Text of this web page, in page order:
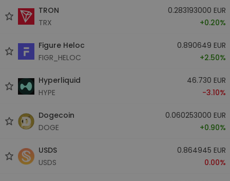
TRON
TRX
0.283193000 EUR
+0.20%
Figure Heloc
FIGR_HELOC
0.890649 EUR
+2.50%
Hyperliquid
HYPE
46.730 EUR
-3.10%
Dogecoin
DOGE
0.060253000 EUR
+0.90%
USDS
USDS
0.864945 EUR
0.00%